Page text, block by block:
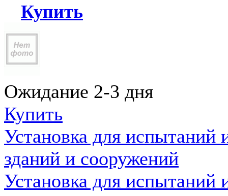
Купить
Ожидание 2-3 дня
Купить
Установка для испытаний
зданий и сооружений
Установка для испытаний